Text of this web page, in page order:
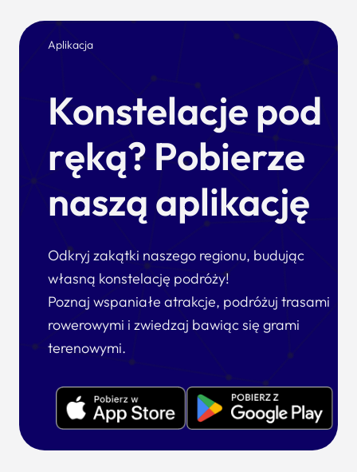
Aplikacja
Konstelacje pod
ręką? Pobierze
naszą aplikację
Odkryj zakątki naszego regionu, budując
własną konstelację podróży!
Poznaj wspaniałe atrakcje, podróżuj trasami
rowerowymi i zwiedzaj bawiąc się grami
terenowymi.